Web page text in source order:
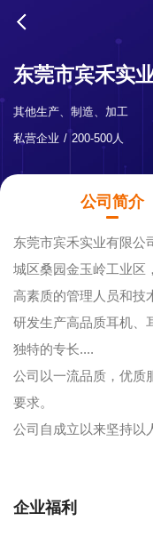
东莞市宾禾实
其他生产、制造、加工
私营企业
200-500人
公司简介
东莞市宾禾实业有限公
城区桑园金玉岭工业区
高素质的管理人员和技
研发生产高品质耳机、
独特的专长....
公司以一流品质，优质
要求。
公司自成立以来坚持以
素质好、责任心强、
公司现扩大生产规模，
企业福利